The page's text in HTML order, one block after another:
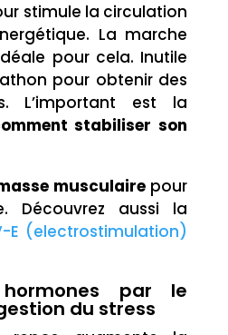
stimule la circulation
La marche
pour cela. Inutile
pour obtenir des
L’important est la
stabiliser son
musculaire pour
Découvrez aussi la
E (electrostimulation)
par le
du stress